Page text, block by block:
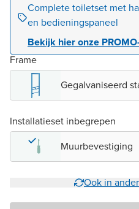
Complete toiletset met
en bedieningspaneel
Bekijk hier onze
Frame
Gegalvaniseerd
Installatieset inbegrepen
Muurbevestiging
Ook in